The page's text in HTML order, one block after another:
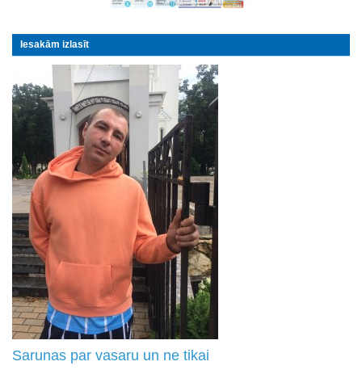
Iesakām izlasīt
Sarunas par vasaru un ne tikai